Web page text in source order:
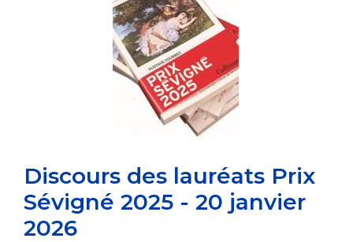
Discours des lauréats Prix
Sévigné 2025 - 20 janvier
2026